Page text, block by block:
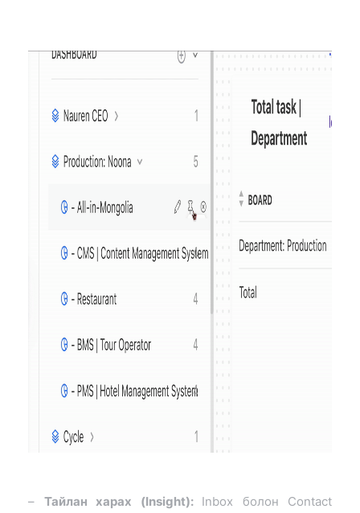
– Тайлан харах (Insight): Inbox болон Contact